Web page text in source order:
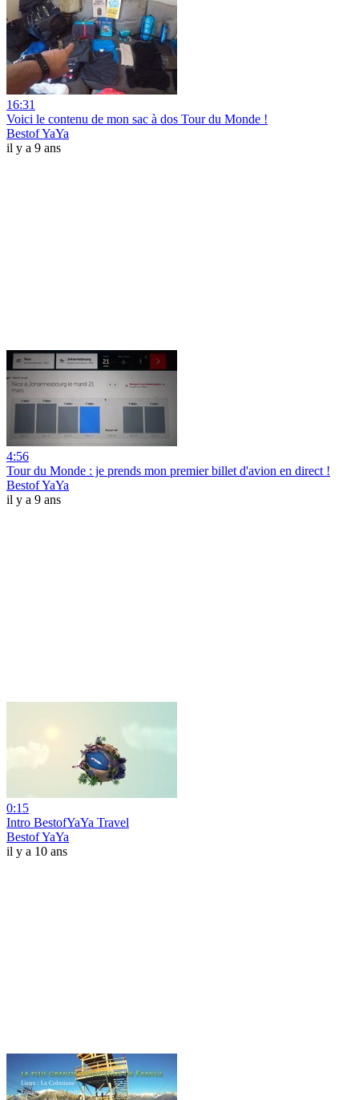
16:31
Voici le contenu de mon sac à dos Tour du Monde !
Bestof YaYa
il y a 9 ans
4:56
Tour du Monde : je prends mon premier billet d'avion en direct !
Bestof YaYa
il y a 9 ans
0:15
Intro BestofYaYa Travel
Bestof YaYa
il y a 10 ans